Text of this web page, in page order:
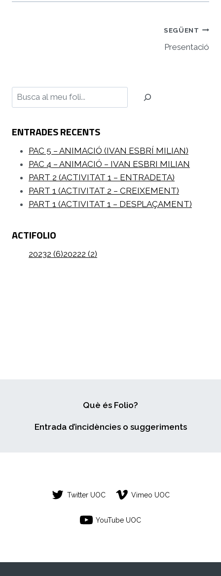
SEGÜENT
Presentació
Cerca
ENTRADES RECENTS
PAC 5 – ANIMACIÓ (IVAN ESBRÍ MILIAN)
PAC 4 – ANIMACIÓ – IVAN ESBRI MILIAN
PART 2 (ACTIVITAT 1 – ENTRADETA)
PART 1 (ACTIVITAT 2 – CREIXEMENT)
PART 1 (ACTIVITAT 1 – DESPLAÇAMENT)
ACTIFOLIO
20232 (6)20222 (2)
Què és Folio?
Entrada d’incidències o suggeriments
Twitter UOC Vimeo UOC
YouTube UOC